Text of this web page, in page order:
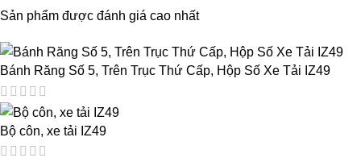
Sản phẩm được đánh giá cao nhất
Bánh Răng Số 5, Trên Trục Thứ Cấp, Hộp Số Xe Tải IZ49
Bộ côn, xe tải IZ49